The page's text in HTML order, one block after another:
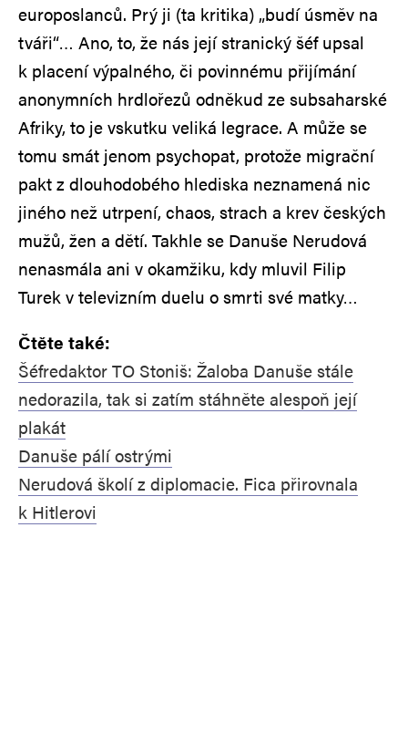
europoslanců. Prý ji (ta kritika) „budí úsměv na
tváři“… Ano, to, že nás její stranický šéf upsal
k placení výpalného, či povinnému přijímání
anonymních hrdlořezů odněkud ze subsaharské
Afriky, to je vskutku veliká legrace. A může se
tomu smát jenom psychopat, protože migrační
pakt z dlouhodobého hlediska neznamená nic
jiného než utrpení, chaos, strach a krev českých
mužů, žen a dětí. Takhle se Danuše Nerudová
nenasmála ani v okamžiku, kdy mluvil Filip
Turek v televizním duelu o smrti své matky…
Čtěte také:
Šéfredaktor TO Stoniš: Žaloba Danuše stále
nedorazila, tak si zatím stáhněte alespoň její
plakát
Danuše pálí ostrými
Nerudová školí z diplomacie. Fica přirovnala
k Hitlerovi